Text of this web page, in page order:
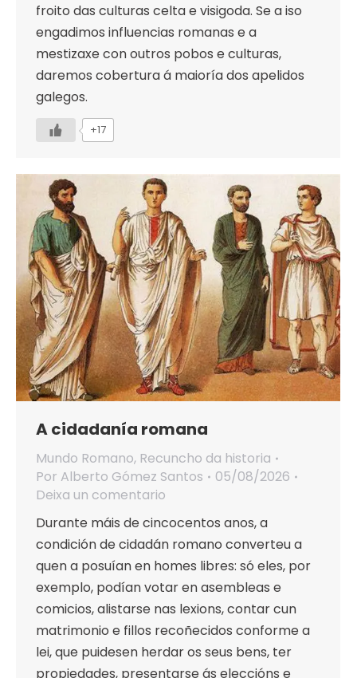
froito das culturas celta e visigoda. Se a iso
engadimos influencias romanas e a
mestizaxe con outros pobos e culturas,
daremos cobertura á maioría dos apelidos
galegos.
+17
A cidadanía romana
Mundo Romano, Recuncho da historia
Por Alberto Gómez Santos
05/08/2026
Deixa un comentario
Durante máis de cincocentos anos, a
condición de cidadán romano converteu a
quen a posuían en homes libres: só eles, por
exemplo, podían votar en asembleas e
comicios, alistarse nas lexions, contar cun
matrimonio e fillos recoñecidos conforme a
lei, que puidesen herdar os seus bens, ter
propiedades, presentarse ás eleccións e